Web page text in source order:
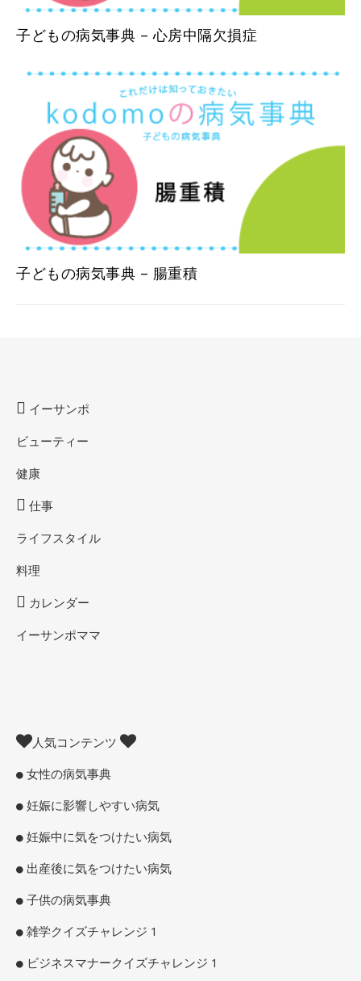
子どもの病気事典 – 心房中隔欠損症
子どもの病気事典 – 腸重積
イーサンポ
ビューティー
健康
仕事
ライフスタイル
料理
カレンダー
イーサンポママ
人気コンテンツ
女性の病気事典
妊娠に影響しやすい病気
妊娠中に気をつけたい病気
出産後に気をつけたい病気
子供の病気事典
雑学クイズチャレンジ 1
ビジネスマナークイズチャレンジ 1